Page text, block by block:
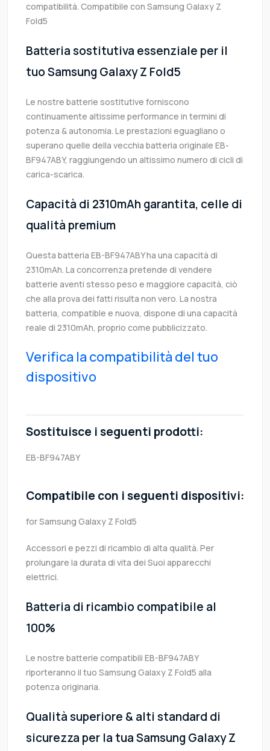
compatibilità. Compatibile con Samsung Galaxy Z
Fold5
Batteria sostitutiva essenziale per il
tuo Samsung Galaxy Z Fold5
Le nostre batterie sostitutive forniscono
continuamente altissime performance in termini di
potenza & autonomia. Le prestazioni eguagliano o
superano quelle della vecchia batteria originale EB-
BF947ABY, raggiungendo un altissimo numero di cicli di
carica-scarica.
Capacità di 2310mAh garantita, celle di
qualità premium
Questa batteria EB-BF947ABY ha una capacità di
2310mAh. La concorrenza pretende di vendere
batterie aventi stesso peso e maggiore capacità, ciò
che alla prova dei fatti risulta non vero. La nostra
batteria, compatible e nuova, dispone di una capacità
reale di 2310mAh, proprio come pubblicizzato.
Verifica la compatibilità del tuo
dispositivo
Sostituisce i seguenti prodotti:
EB-BF947ABY
Compatibile con i seguenti dispositivi:
for Samsung Galaxy Z Fold5
Accessori e pezzi di ricambio di alta qualità. Per
prolungare la durata di vita dei Suoi apparecchi
elettrici.
Batteria di ricambio compatibile al
100%
Le nostre batterie compatibili EB-BF947ABY
riporteranno il tuo Samsung Galaxy Z Fold5 alla
potenza originaria.
Qualità superiore & alti standard di
sicurezza per la tua Samsung Galaxy Z